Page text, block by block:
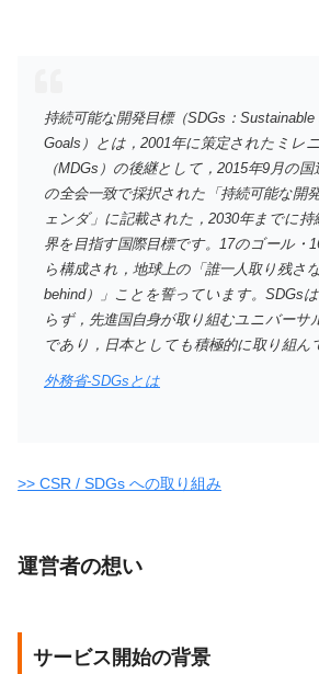
持続可能な開発目標（SDGs：Sustainable
Goals）とは，2001年に策定されたミレ
（MDGs）の後継として，2015年9月の
の全会一致で採択された「持続可能な開
ェンダ」に記載された，2030年までに
界を目指す国際目標です。17のゴール・
ら構成され，地球上の「誰一人取り残さ
behind）」ことを誓っています。SDGs
らず，先進国自身が取り組むユニバーサ
であり，日本としても積極的に取り組ん
外務省-SDGsとは
>> CSR / SDGs への取り組み
運営者の想い
サービス開始の背景